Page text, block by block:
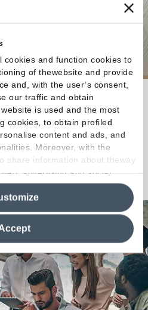
cookies and function cookies to
of thewebsite and provide
and, with the user’s consent,
our traffic and obtain
is used and the most
cookies, to obtain profiled
content and ads, and
Moreover, with the
share information about theway
advertising and social
may combine itwith other
By closing this banner,
possible tocontinue browsing
cookies. For more
Policy
la bellezza unica della
dell'Appennino
in Italia.